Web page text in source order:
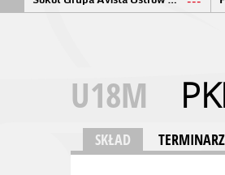
U18M
SKŁAD TERMINARZ